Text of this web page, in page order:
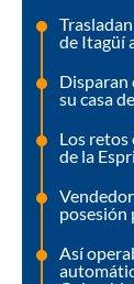
de Itagüí
Disparan
su casa
Los retos
de la
posesión
Así